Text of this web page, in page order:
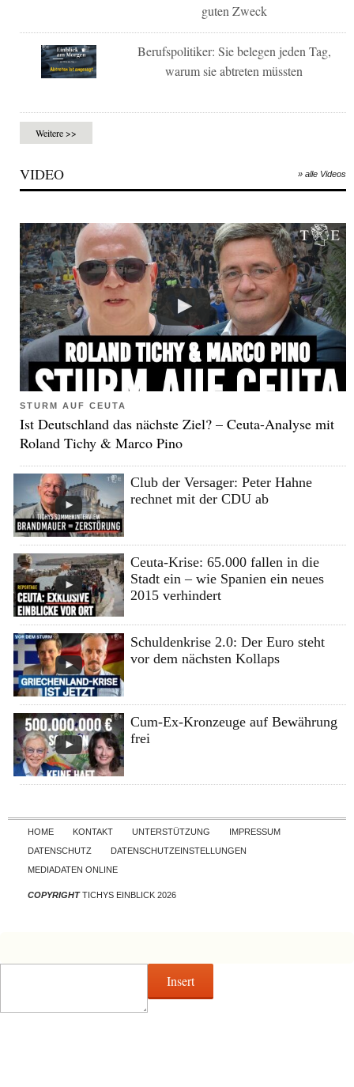
guten Zweck
Berufspolitiker: Sie belegen jeden Tag,
warum sie abtreten müssten
Weitere >>
VIDEO » alle Videos
STURM AUF CEUTA
Ist Deutschland das nächste Ziel? – Ceuta-Analyse mit
Roland Tichy & Marco Pino
Club der Versager: Peter Hahne
rechnet mit der CDU ab
Ceuta-Krise: 65.000 fallen in die
Stadt ein – wie Spanien ein neues
2015 verhindert
Schuldenkrise 2.0: Der Euro steht
vor dem nächsten Kollaps
Cum-Ex-Kronzeuge auf Bewährung
frei
Skip to content
HOME KONTAKT UNTERSTÜTZUNG
IMPRESSUM
DATENSCHUTZ
DATENSCHUTZEINSTELLUNGEN
MEDIADATEN ONLINE
COPYRIGHTTICHYS EINBLICK 2026
Insert